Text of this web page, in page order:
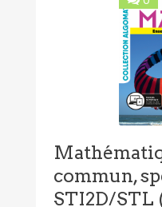
commun,
STI2D/STL